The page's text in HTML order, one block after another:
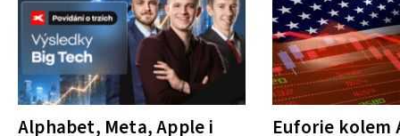
Alphabet, Meta, Apple i
Euforie kolem